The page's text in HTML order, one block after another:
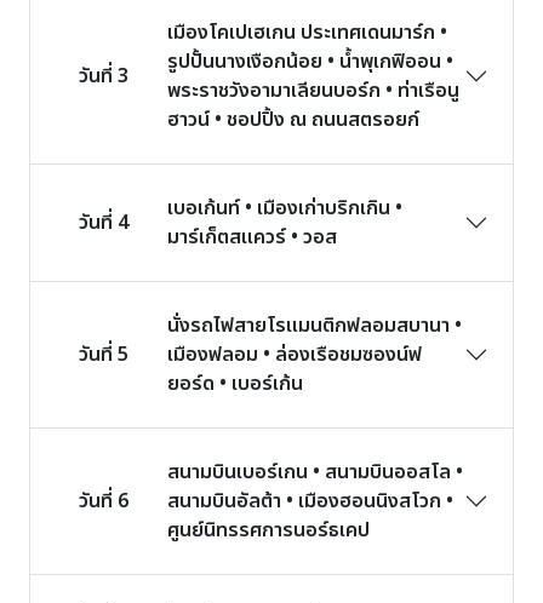
วันที่ 3
เมืองโคเปเฮเกน ประเทศเดนมาร์ก •
รูปปั้นนางเงือกน้อย • น้ำพุเกฟิออน •
พระราชวังอามาเลียนบอร์ก • ท่าเรือนู
ฮาวน์ • ชอปปิ้ง ณ ถนนสตรอยก์
วันที่ 4
เบอเก้นท์ • เมืองเก่าบริกเกิน •
มาร์เก็ตสแควร์ • วอส
วันที่ 5
นั่งรถไฟสายโรแมนติกฟลอมสบานา •
เมืองฟลอม • ล่องเรือชมซองน์ฟ
ยอร์ด • เบอร์เก้น
วันที่ 6
สนามบินเบอร์เกน • สนามบินออสโล •
สนามบินอัลต้า • เมืองฮอนนิงสโวก •
ศูนย์นิทรรศการนอร์ธเคป